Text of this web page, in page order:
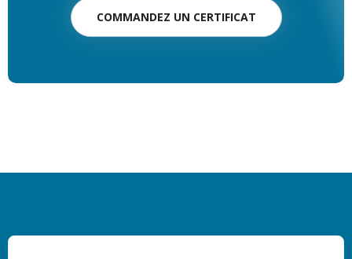
COMMANDEZ UN CERTIFICAT